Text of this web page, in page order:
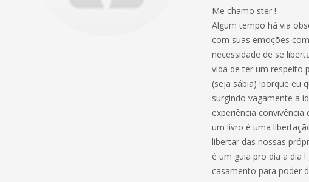
Me chamo ster !
Algum tempo há via
com suas emoções
necessidade de se
vida de ter um respeito
(seja sábia) !porque eu
surgindo vagamente a
experiência
um livro é uma
libertar das nossas
é um guia pro dia a dia
casamento para poder